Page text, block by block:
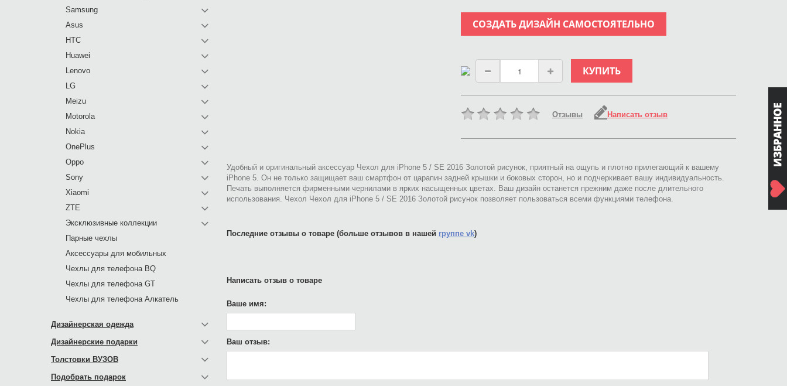
СОЗДАТЬ ДИЗАЙН САМОСТОЯТЕЛЬНО
КУПИТЬ
Отзывы Написать отзыв
Удобный и оригинальный аксессуар Чехол для iPhone 5 / SE 2016 Золотой рисунок, приятный на ощупь и плотно прилегающий к вашему
iPhone 5. Он не только защищает ваш смартфон от царапин задней крышки и боковых сторон, но и подчеркивает вашу индивидуальность.
Печать выполняется фирменными чернилами в ярких насыщенных цветах. Ваш дизайн останется прежним даже после длительного
использования. Чехол Чехол для iPhone 5 / SE 2016 Золотой рисунок позволяет пользоваться всеми функциями телефона.
Последние отзывы о товаре (больше отзывов в нашей группе vk)
Написать отзыв о товаре
Ваше имя:
Ваш отзыв:
Samsung
Asus
HTC
Huawei
Lenovo
LG
Meizu
Motorola
Nokia
OnePlus
Oppo
Sony
Xiaomi
ZTE
Эксклюзивные коллекции
Парные чехлы
Аксессуары для мобильных
Чехлы для телефона BQ
Чехлы для телефона GT
Чехлы для телефона Алкатель
Дизайнерская одежда
Дизайнерские подарки
Толстовки ВУЗОВ
Подобрать подарок